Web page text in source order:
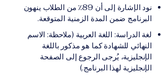
الإلكترونيقد يُطلب تقديم
مستندات إضافية حسب
البرنامج والمؤسسة التعليمية
الأكاديمية المناسبة للبرنامج،
والتي تصدر عن المؤسسة
التعليمية المسؤولة عن تقديم
البرنامج ضمن شبكة VBNN
Smart Education Group.
نود الإشارة إلى أن 89٪ من الطلاب ينهون
البرنامج ضمن المدة الزمنية المتوقعة.
لغة الدراسة: اللغة العربية (ملاحظة: الاسم
النهائي للشهادة كما هو مذكور باللغة
الإنجليزية، يُرجى الرجوع إلى الصفحة
الإنجليزية لهذا البرنامج.)